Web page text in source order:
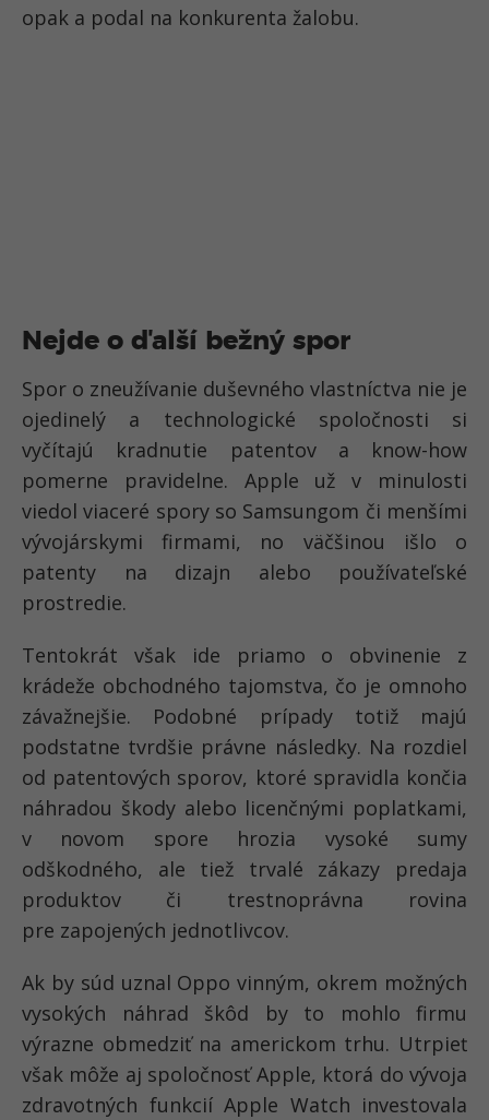
opak a podal na konkurenta žalobu.
Nejde o ďalší bežný spor
Spor o zneužívanie duševného vlastníctva nie je
ojedinelý a technologické spoločnosti si
vyčítajú kradnutie patentov a know-how
pomerne pravidelne. Apple už v minulosti
viedol viaceré spory so Samsungom či menšími
vývojárskymi firmami, no väčšinou išlo o
patenty na dizajn alebo používateľské
prostredie.
Tentokrát však ide priamo o obvinenie z
krádeže obchodného tajomstva, čo je omnoho
závažnejšie. Podobné prípady totiž majú
podstatne tvrdšie právne následky. Na rozdiel
od patentových sporov, ktoré spravidla končia
náhradou škody alebo licenčnými poplatkami,
v novom spore hrozia vysoké sumy
odškodného, ale tiež trvalé zákazy predaja
produktov či trestnoprávna rovina
pre zapojených jednotlivcov.
Ak by súd uznal Oppo vinným, okrem možných
vysokých náhrad škôd by to mohlo firmu
výrazne obmedziť na americkom trhu. Utrpieť
však môže aj spoločnosť Apple, ktorá do vývoja
zdravotných funkcií Apple Watch investovala